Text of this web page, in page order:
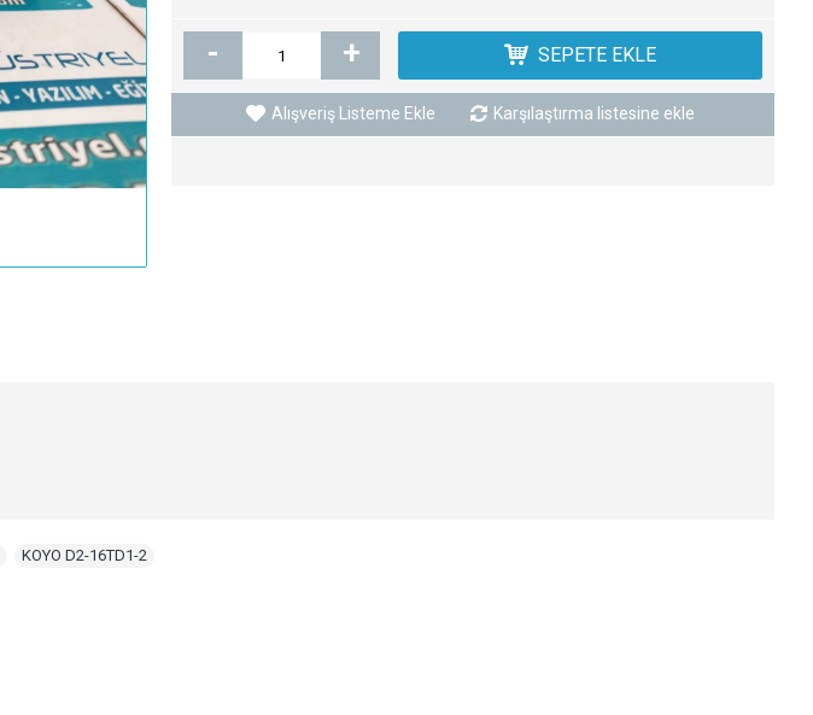
- + SEPETE EKLE
Alışveriş Listeme Ekle Karşılaştırma listesine ekle
KOYO D2-16TD1-2